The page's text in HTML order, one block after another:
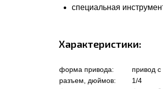
специальная
Характеристики:
форма привода:
привод
разъем, дюймов:
1/4